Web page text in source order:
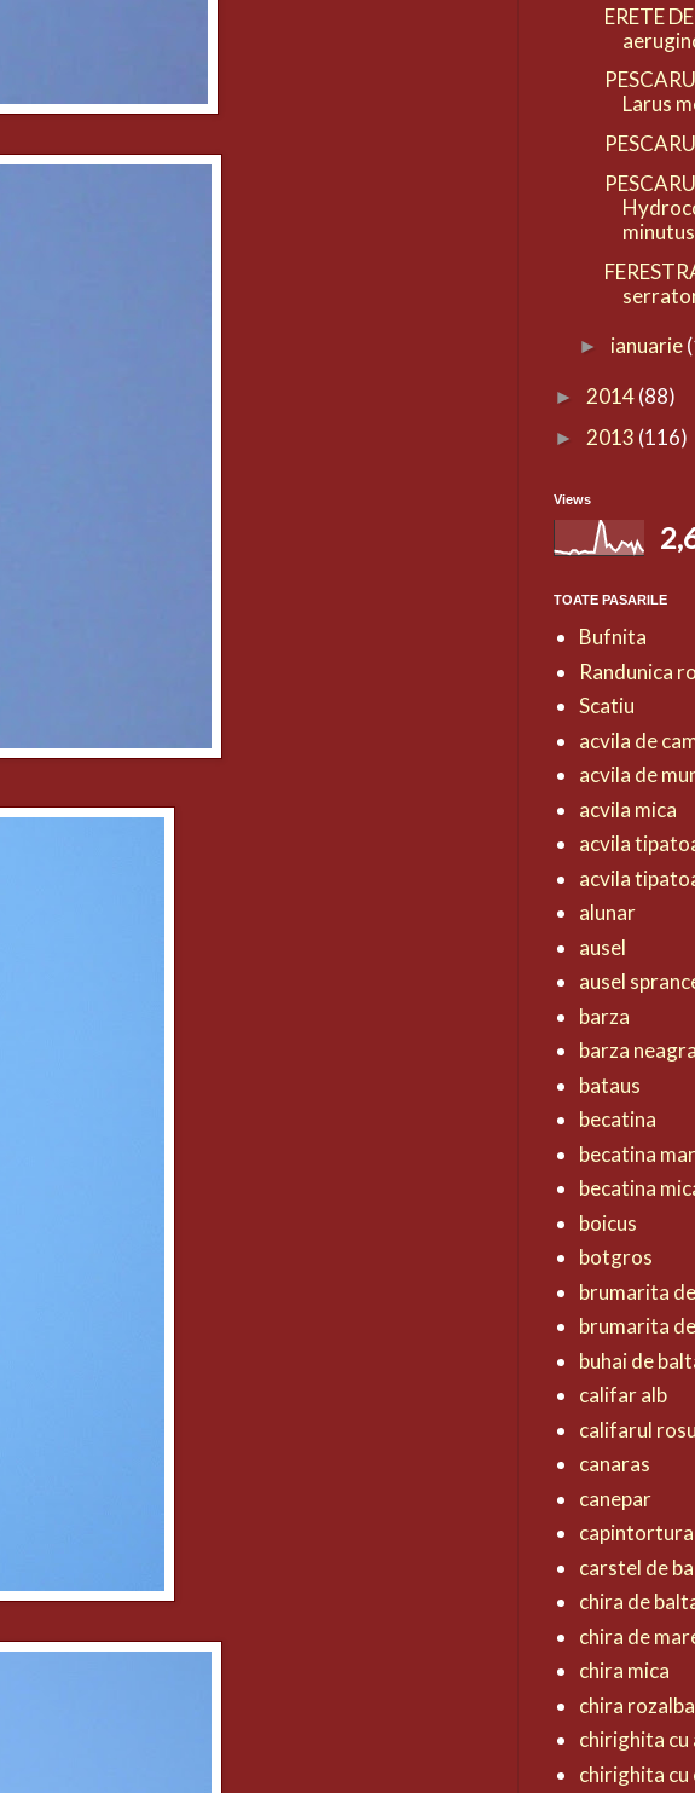
ERETE
Larus
minutus
► ianuarie
► 2014(88)
► 2013 (116)
Views
TOATE PASARILE
Bufnita
Randunica
Scatiu
acvila de
acvila de
acvila mica
acvila
acvila
alunar
ausel
ausel
barza
barza
bataus
becatina
becatina
becatina
boicus
botgros
brumarita
brumarita
buhai de
califar alb
califarul
canaras
canepar
capintortura
carstel de
chira de
chira de
chira mica
chira rozalba
chirighita cu
chirighita cu